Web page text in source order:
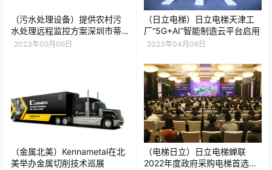
（污水处理设备）提供农村污
水处理远程监控方案深圳市蒂
蒙技术有限公司助力水厂解决
2023年05月06日
（日立电梯）日立电梯天津工
厂“5G+AI”智能制造云平台启用
2023年04月06日
（金属北美）Kennametal在北
美举办金属切削技术巡展
（电梯日立）日立电梯蝉联
2022年度政府采购电梯首选品